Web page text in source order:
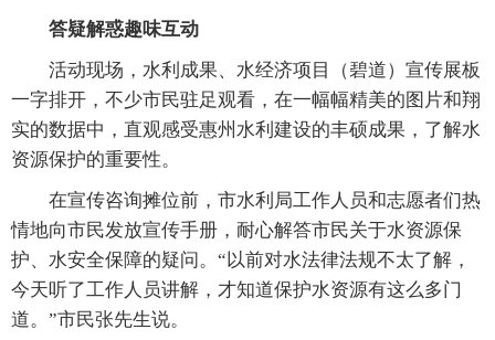
答疑解惑趣味互动
活动现场，水利成果、水经济项目（碧道）宣传展板
一字排开，不少市民驻足观看，在一幅幅精美的图片和翔
实的数据中，直观感受惠州水利建设的丰硕成果，了解水
资源保护的重要性。
在宣传咨询摊位前，市水利局工作人员和志愿者们热
情地向市民发放宣传手册，耐心解答市民关于水资源保
护、水安全保障的疑问。“以前对水法律法规不太了解，
今天听了工作人员讲解，才知道保护水资源有这么多门
道。”市民张先生说。